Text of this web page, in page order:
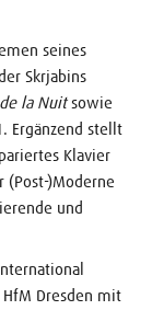
seines
Skrjabins
la Nuitsowie
Ergänzend stellt
Klavier
(Post-)Moderne
und
Dresden mit